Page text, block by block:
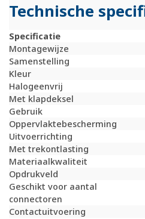
Technische
Specificatie
Montagewijze
Samenstelling
Kleur
Halogeenvrij
Met klapdeksel
Gebruik
Oppervlaktebescherming
Uitvoerrichting
Met trekontlasting
Materiaalkwaliteit
Opdrukveld
Geschikt voor aantal
connectoren
Contactuitvoering